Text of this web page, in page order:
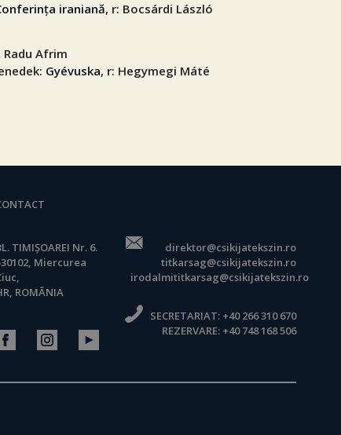
iraniană, r: Bocsárdi László
Radu Afrim
Gyévuska, r: Hegymegi Máté
TIMIȘOAREI Nr. 6.
Miercurea
ROMÂNIA
direktor@csikijatekszin.ro
titkarsag@csikijatekszin.ro
irodalmititkarsag@csikijatekszin.ro
SECRETARIAT: +40 266 310 670
REZERVARE: +40 748 168 506